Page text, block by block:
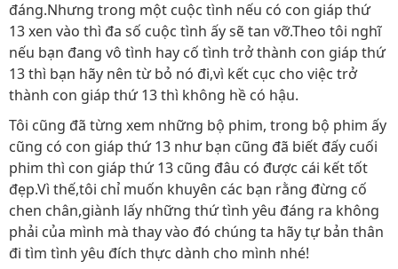
đáng.Nhưng trong một cuộc tình nếu có con giáp thứ
13 xen vào thì đa số cuộc tình ấy sẽ tan vỡ.Theo tôi nghĩ
nếu bạn đang vô tình hay cố tình trở thành con giáp thứ
13 thì bạn hãy nên từ bỏ nó đi,vì kết cục cho việc trở
thành con giáp thứ 13 thì không hề có hậu.
Tôi cũng đã từng xem những bộ phim, trong bộ phim ấy
cũng có con giáp thứ 13 như bạn cũng đã biết đấy cuối
phim thì con giáp thứ 13 cũng đâu có được cái kết tốt
đẹp.Vì thế,tôi chỉ muốn khuyên các bạn rằng đừng cố
chen chân,giành lấy những thứ tình yêu đáng ra không
phải của mình mà thay vào đó chúng ta hãy tự bản thân
đi tìm tình yêu đích thực dành cho mình nhé!